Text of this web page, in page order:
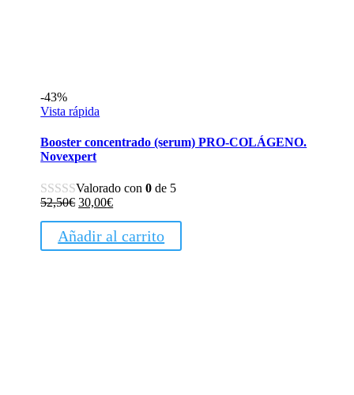
-43%
Vista rápida
Booster concentrado (serum) PRO-COLÁGENO.
Novexpert
Valorado con0 de 5
52,50€ El
original
era:
30,00€El
actual
es:
Añadir al carrito